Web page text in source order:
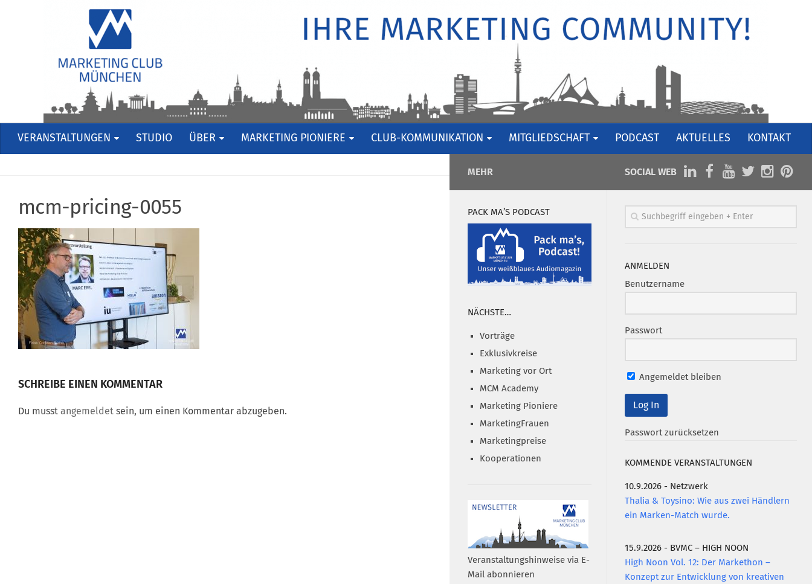
VERANSTALTUNGEN STUDIO ÜBER MARKETING PIONIERE CLUB-KOMMUNIKATION MITGLIEDSCHAFT PODCAST AKTUELLES KONTAKT
mcm-pricing-0055
SCHREIBE EINEN KOMMENTAR
Du musst angemeldet sein, um einen Kommentar abzugeben.
SOCIAL WEB
ANMELDEN
Benutzername
Passwort
Angemeldet bleiben
Passwort zurücksetzen
KOMMENDE VERANSTALTUNGEN
10.9.2026 - Netzwerk
Thalia & Toysino: Wie aus zwei Händlern
ein Marken-Match wurde.
15.9.2026 - BVMC – HIGH NOON
High Noon Vol. 12: Der Markethon –
Konzept zur Entwicklung von kreativen
MEHR
PACK MA’S PODCAST
NÄCHSTE…
Vorträge
Exklusivkreise
Marketing vor Ort
MCM Academy
Marketing Pioniere
MarketingFrauen
Marketingpreise
Kooperationen
Veranstaltungshinweise via E-
Mail abonnieren